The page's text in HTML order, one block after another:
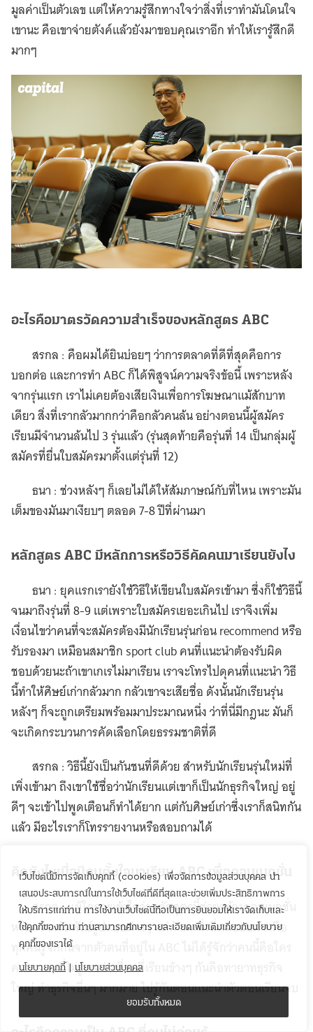
เว็บไซต์นี้มีการจัดเก็บคุกกี้ (cookies) เพื่อจัดการข้อมูลส่วนบุคคล นำ
เสนอประสบการณ์ในการใช้เว็บไซต์ที่ดีที่สุดและช่วยเพิ่มประสิทธิภาพการ
ให้บริการแก่ท่าน การใช้งานเว็บไซต์นี้ถือเป็นการยินยอมให้เราจัดเก็บและ
ใช้คุกกี้ของท่าน ท่านสามารถศึกษารายละเอียดเพิ่มเติมเกี่ยวกับนโยบาย
คุกกี้ของเราได้
นโยบายคุกกี้ | นโยบายส่วนบุคคล
ยอมรับทั้งหมด
มูลค่าเป็นตัวเลข แต่ให้ความรู้สึกทางใจว่าสิ่งที่เราทำมันโดนใจ
เขานะ คือเขาจ่ายตังค์แล้วยังมาขอบคุณเราอีก ทำให้เรารู้สึกดี
มากๆ
อะไรคือมาตรวัดความสำเร็จของหลักสูตร ABC
สรกล : คือผมได้ยินบ่อยๆ ว่าการตลาดที่ดีที่สุดคือการ
บอกต่อ และการทำ ABC ก็ได้พิสูจน์ความจริงข้อนี้ เพราะหลัง
จากรุ่นแรก เราไม่เคยต้องเสียเงินเพื่อการโฆษณาแม้สักบาท
เดียว สิ่งที่เรากลัวมากกว่าคือกลัวคนล้น อย่างตอนนี้ผู้สมัคร
เรียนมีจำนวนล้นไป 3 รุ่นแล้ว (รุ่นสุดท้ายคือรุ่นที่ 14 เป็นกลุ่มผู้
สมัครที่ยื่นใบสมัครมาตั้งแต่รุ่นที่ 12)
ธนา : ช่วงหลังๆ ก็เลยไม่ได้ให้สัมภาษณ์กับที่ไหน เพราะมัน
เต็มของมันมาเงียบๆ ตลอด 7-8 ปีที่ผ่านมา
หลักสูตร ABC มีหลักการหรือวิธีคัดคนมาเรียนยังไง
ธนา : ยุคแรกเรายังใช้วิธีให้เขียนใบสมัครเข้ามา ซึ่งก็ใช้วิธีนี้
จนมาถึงรุ่นที่ 8-9 แต่เพราะใบสมัครเยอะเกินไป เราจึงเพิ่ม
เงื่อนไขว่าคนที่จะสมัครต้องมีนักเรียนรุ่นก่อน recommend หรือ
รับรองมา เหมือนสมาชิก sport club คนที่แนะนำต้องรับผิด
ชอบด้วยนะถ้าเขาเกเรไม่มาเรียน เราจะโทรไปดุคนที่แนะนำ วิธี
นี้ทำให้ศิษย์เก่ากลัวมาก กลัวเขาจะเสียชื่อ ดังนั้นนักเรียนรุ่น
หลังๆ ก็จะถูกเตรียมพร้อมมาประมาณหนึ่ง ว่าที่นี่มีกฎนะ มันก็
จะเกิดกระบวนการคัดเลือกโดยธรรมชาติที่ดี
สรกล : วิธีนี้ยังเป็นกันชนที่ดีด้วย สำหรับนักเรียนรุ่นใหม่ที่
เพิ่งเข้ามา ถึงเขาใช้ชื่อว่านักเรียนแต่เขาก็เป็นนักธุรกิจใหญ่ อยู่
ดีๆ จะเข้าไปพูดเตือนก็ทำได้ยาก แต่กับศิษย์เก่าซึ่งเราก็สนิทกัน
แล้ว มีอะไรเราก็โทรรายงานหรือสอบถามได้
คิดยังไงเมื่อมีคนตั้งใจมาเรียน ABC เพื่อคอนเนกชั่น
สรกล : แม้ใครจะเข้าใจว่าหลักสูตรนี้ช่วยสร้างคอนเนกชั่น
หรือความสัมพันธ์รูปแบบต่างๆ แต่ด้านหนึ่งที่ผมชอบมากคือ
ทุกคนรู้จักกันจากตัวตนที่อยู่ใน ABC ไม่ได้รู้จักว่าคนนี้คือใคร
คนบางคนนี่ไม่รู้เลยว่าเพื่อนที่เรียนข้างๆ กันคือทายาทธุรกิจ
ใหญ่ ทำธุรกิจอื่นๆ มากมาย ไปรู้กันตอนแนะนำตัวตอนเรียนจบ